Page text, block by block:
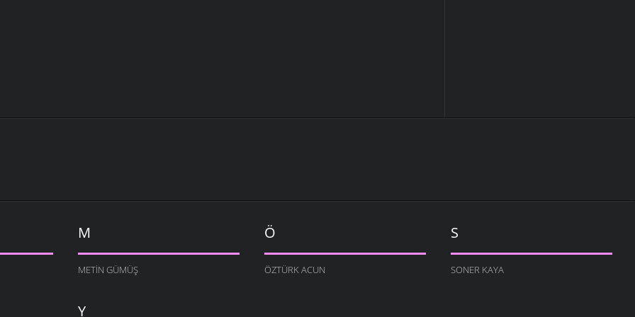
M
METIN GÜMÜŞ
Ö
ÖZTÜRK ACUN
S
SONER KAYA
Y